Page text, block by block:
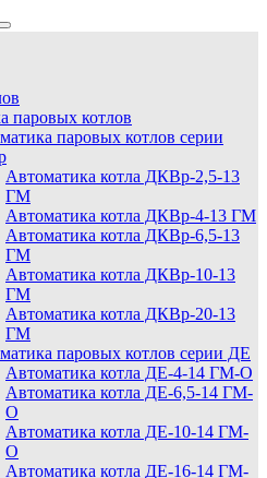
паровых котлов
паровых котлов серии
Автоматика котла ДКВр-2,5-13
ГМ
Автоматика котла ДКВр-4-13 ГМ
Автоматика котла ДКВр-6,5-13
ГМ
Автоматика котла ДКВр-10-13
ГМ
Автоматика котла ДКВр-20-13
ГМ
паровых котлов серии ДЕ
Автоматика котла ДЕ-4-14 ГМ-О
Автоматика котла ДЕ-6,5-14 ГМ-
О
Автоматика котла ДЕ-10-14 ГМ-
О
Автоматика котла ДЕ-16-14 ГМ-